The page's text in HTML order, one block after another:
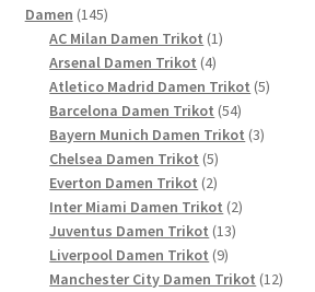
Damen 145145
Produkte
AC Milan Damen Trikot 11
Arsenal Damen Trikot 44
Produkte
Atletico Madrid Damen Trikot 55
Barcelona Damen Trikot 5454
Produkte
Bayern Munich Damen Trikot 33
Chelsea Damen Trikot 55
Produkte
Everton Damen Trikot 22
Produkte
Inter Miami Damen Trikot 22
Juventus Damen Trikot 1313
Liverpool Damen Trikot 99
Produkte
Manchester City Damen Trikot 1212